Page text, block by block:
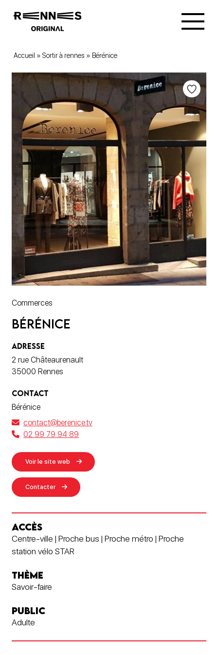
Accueil » Sortir à rennes » Bérénice
Commerces
Bérénice
ADRESSE
2 rue Châteaurenault
35000 Rennes
CONTACT
Bérénice
contact@berenice.tv
02 99 79 94 89
Voir le site web
Contacter
ACCÈS
Centre-ville | Proche bus | Proche métro | Proche
station vélo STAR
THÈME
Savoir-faire
PUBLIC
Adulte